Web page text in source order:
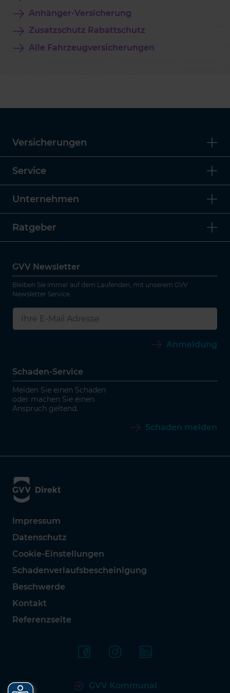
Anhänger-Versicherung
Zusatzschutz Rabattschutz
Alle Fahrzeugversicherungen
Versicherungen
Service
Unternehmen
Ratgeber
GVV Newsletter
Bleiben Sie immer auf dem Laufenden, mit unserem GVV
Newsletter Service.
Anmeldung
Schaden-Service
Melden Sie einen Schaden
oder machen Sie einen
Anspruch geltend.
Schaden melden
Impressum
Datenschutz
Cookie-Einstellungen
Schadenverlaufsbescheinigung
Beschwerde
Kontakt
Referenzseite
GVV Kommunal